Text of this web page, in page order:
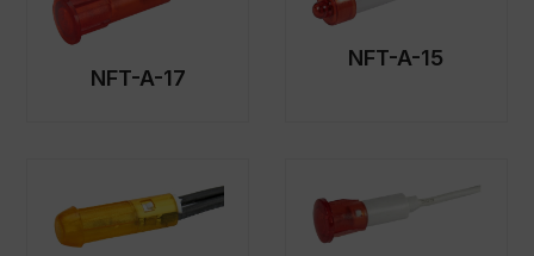
NFT-A-17
NFT-A-15